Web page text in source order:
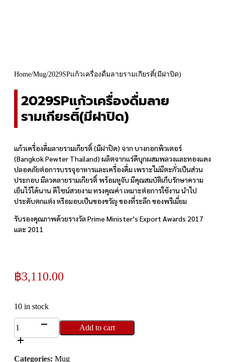
Home/Mug/2029SPแก้วเครื่องดื่มลายรามเกียรติ์(มีฝาปิด)
2029SPแก้วเครื่องดื่มลาย
รามเกียรติ์(มีฝาปิด)
แก้วเครื่องดื่มลายรามเกียรติ์ (มีฝาปิด) จาก บางกอกพิวเตอร์
(Bangkok Pewter Thailand) ผลิตจากแร่ดีบุกผสมพลวงและทองแดง
ปลอดภัยต่อการบรรจุอาหารและเครื่องดื่ม เพราะไม่มีตะกั่วเป็นส่วน
ประกอบ มีลวดลายรามเกียรติ์ พร้อมหูจับ มีคุณสมบัติเก็บรักษาความ
เย็นไว้ได้นาน ดีไซน์สวยงาม ทรงคุณค่า เหมาะต่อการใช้งาน นำไป
ประดับตกแต่ง หรือมอบเป็นของขวัญ ของที่ระลึก ของพรีเมี่ยม
รับรองคุณภาพด้วยรางวัล Prime Minister’s Export Awards 2017
และ 2011
฿3,110.00
10 in stock
2029SPแก้ว
เครื่อง
ลาย
Add to cart
Categories: Mug